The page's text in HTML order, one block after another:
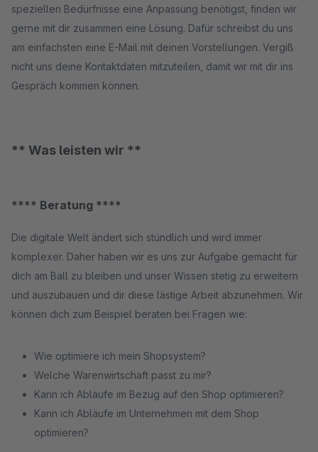
speziellen Bedürfnisse eine Anpassung benötigst, finden wir
gerne mit dir zusammen eine Lösung. Dafür schreibst du uns
am einfachsten eine E-Mail mit deinen Vorstellungen. Vergiß
nicht uns deine Kontaktdaten mitzuteilen, damit wir mit dir ins
Gespräch kommen können.
** Was leisten wir **
**** Beratung ****
Die digitale Welt ändert sich stündlich und wird immer
komplexer. Daher haben wir es uns zur Aufgabe gemacht für
dich am Ball zu bleiben und unser Wissen stetig zu erweitern
und auszubauen und dir diese lästige Arbeit abzunehmen. Wir
können dich zum Beispiel beraten bei Fragen wie:
Wie optimiere ich mein Shopsystem?
Welche Warenwirtschaft passt zu mir?
Kann ich Abläufe im Bezug auf den Shop optimieren?
Kann ich Abläufe im Unternehmen mit dem Shop
optimieren?